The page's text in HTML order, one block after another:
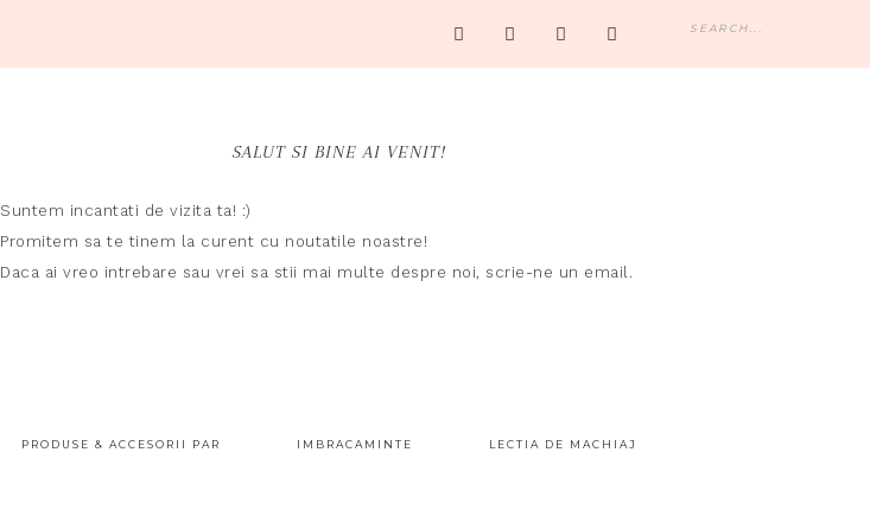
   
SALUT SI BINE AI VENIT!
Suntem incantati de vizita ta! :)
Promitem sa te tinem la curent cu noutatile noastre!
Daca ai vreo intrebare sau vrei sa stii mai multe despre noi, scrie-ne un email.
PRODUSE & ACCESORII PAR IMBRACAMINTE LECTIA DE MACHIAJ